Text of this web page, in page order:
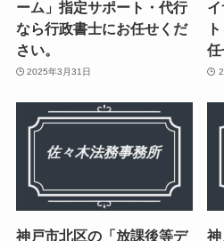
ーム」指定サポート・代行
なら行政書士にお任せくだ
さい。
2025年3月31日
任
神戸市北区の「放課後等デ